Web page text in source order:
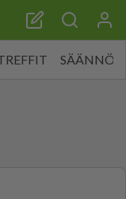
SÄÄNNÖT